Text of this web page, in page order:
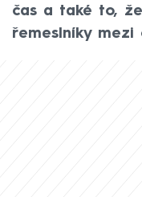
čas a také to,
řemeslníky mezi